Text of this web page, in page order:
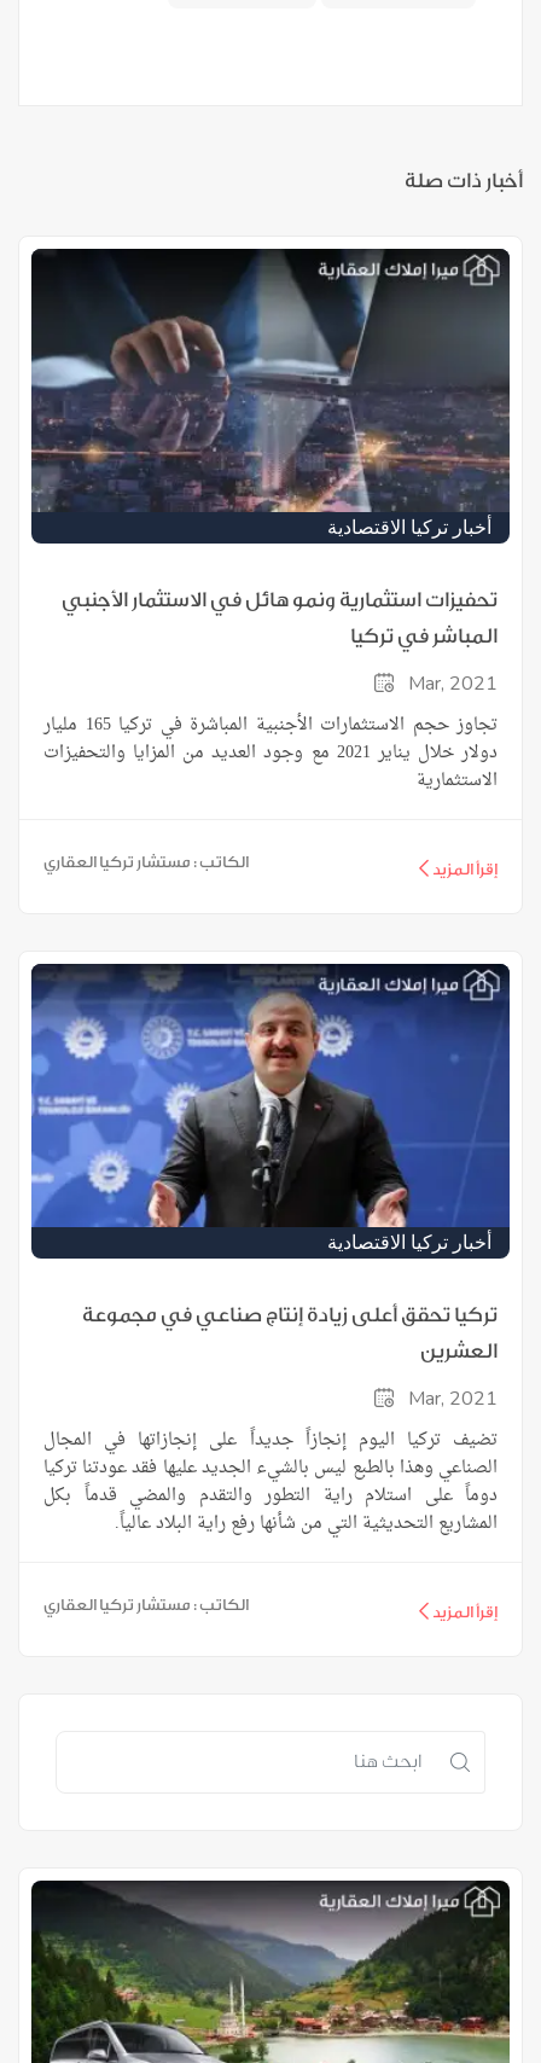
أخبار ذات صلة
أخبار تركيا الاقتصادية
تحفيزات استثمارية ونمو هائل في الاستثمار الأجنبي
المباشر في تركيا
Mar, 2021
تجاوز حجم الاستثمارات الأجنبية المباشرة في تركيا 165 مليار
دولار خلال يناير 2021 مع وجود العديد من المزايا والتحفيزات
الاستثمارية
الكاتب : مستشار تركيا العقاري إقرأ المزيد
أخبار تركيا الاقتصادية
تركيا تحقق أعلى زيادة إنتاج صناعي في مجموعة
العشرين
Mar, 2021
تضيف تركيا اليوم إنجازاً جديداً على إنجازاتها في المجال
الصناعي وهذا بالطبع ليس بالشيء الجديد عليها فقد عودتنا تركيا
دوماً على استلام راية التطور والتقدم والمضي قدماً بكل
المشاريع التحديثية التي من شأنها رفع راية البلاد عالياً.
الكاتب : مستشار تركيا العقاري إقرأ المزيد